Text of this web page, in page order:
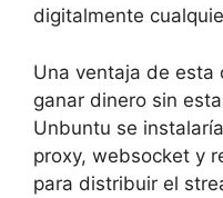
digitalmente
Una ventaja de esta
ganar dinero sin
Unbuntu se
proxy, websocket y
para distribuir el